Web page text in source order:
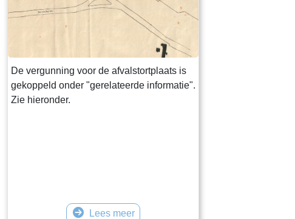
De vergunning voor de afvalstortplaats is
gekoppeld onder "gerelateerde informatie".
Zie hieronder.
Lees meer